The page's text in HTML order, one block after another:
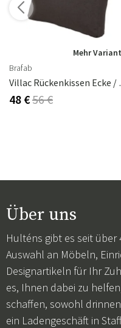
Mehr
Brafab
Villac
48 €56 €
Über uns
Hulténs gibt es seit über
Auswahl an Möbeln,
Designartikeln für Ihr
es, Ihnen dabei zu
schaffen, sowohl
ein Ladengeschäft in